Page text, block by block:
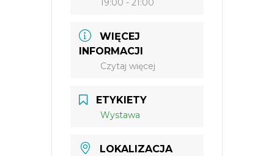
19:00 - 21:00
WIĘCEJ
INFORMACJI
Czytaj więcej
ETYKIETY
Wystawa
LOKALIZACJA